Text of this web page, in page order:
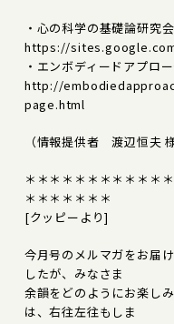
・心の科学の基礎論研究会
https://
・エンボディードアプロ
http://
page.html
（情報提供者 渡辺恒夫 様
＊＊＊＊＊＊＊＊＊＊＊
＊＊＊＊＊＊＊
[クッピーより]
今月号のメルマガをお届
したが、みなさま
余韻をどのようにお楽し
は、右往左往もしま